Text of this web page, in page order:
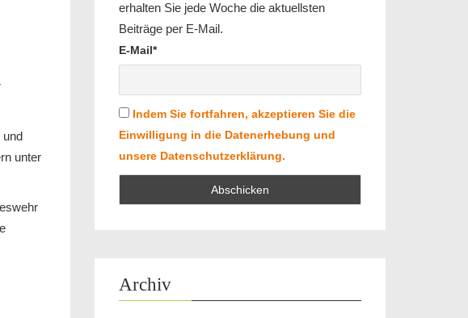
und
unter
erhalten Sie jede Woche die aktuellsten
Beiträge per E-Mail.
E-Mail*
Indem Sie fortfahren, akzeptieren Sie die
Einwilligung in die Datenerhebung und
unsere Datenschutzerklärung.
Archiv